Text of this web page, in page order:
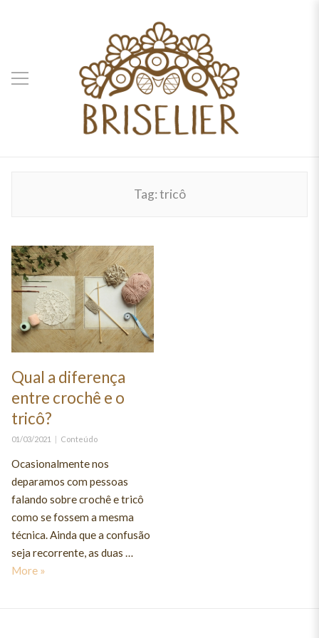
Tag:tricô
Qual a diferença
entre crochê e o
tricô?
Posted
01/03/2021 Categories
Conteúdo
Ocasionalmente nos
deparamos com pessoas
falando sobre crochê e tricô
como se fossem a mesma
técnica. Ainda que a confusão
seja recorrente, as duas …
More Qual a diferença entre crochê e o tricô?
»